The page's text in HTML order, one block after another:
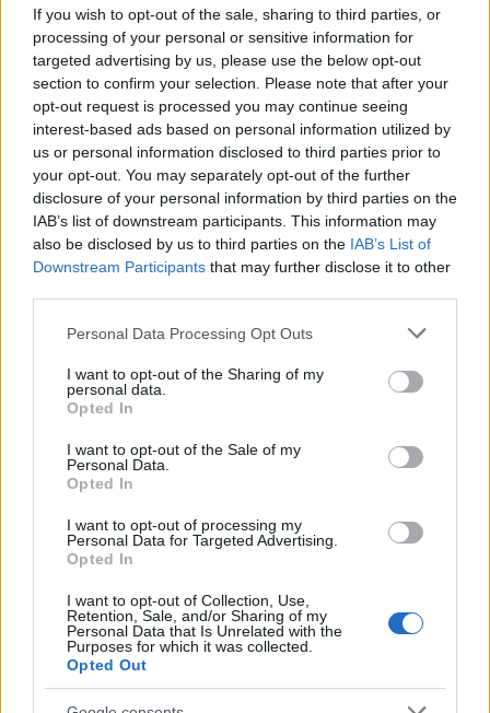
If you wish to opt-out of the sale, sharing to third parties, or
processing of your personal or sensitive information for
targeted advertising by us, please use the below opt-out
section to confirm your selection. Please note that after your
opt-out request is processed you may continue seeing
interest-based ads based on personal information utilized by
us or personal information disclosed to third parties prior to
your opt-out. You may separately opt-out of the further
disclosure of your personal information by third parties on the
IAB’s list of downstream participants. This information may
also be disclosed by us to third parties on the IAB’s List of
Downstream Participants that may further disclose it to other
Please note that this website/app uses one or more Google
not limited to your visit or usage behaviour. You may click to
grant or deny consent to Google and its third-party tags to
use your data for below specified purposes in below Google
consent section.
Personal Data Processing Opt Outs
I want to opt-out of the Sharing of my
personal data.
Opted In
I want to opt-out of the Sale of my
Personal Data.
Opted In
I want to opt-out of processing my
Personal Data for Targeted Advertising.
Opted In
I want to opt-out of Collection, Use,
Retention, Sale, and/or Sharing of my
Personal Data that Is Unrelated with the
Purposes for which it was collected.
Opted Out
economici.
Previsioni a medio termine
Le previsioni per il mercato immobiliare di lusso a
Milano risultano positive. L’aumento della domanda
e la continua rivalutazione degli immobili
suggeriscono una crescita dei prezzi. Inoltre,
l’attrattiva di Milano come centro culturale e
commerciale favorirà nuovi investimenti e un
ulteriore sviluppo delle infrastrutture. Gli investitori
che si avvicineranno ora al mercato potranno
AUTORE
Staff